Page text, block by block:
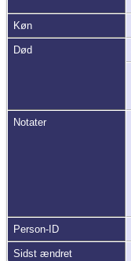
Køn
Død
Notater
Person-ID
Sidst ændret